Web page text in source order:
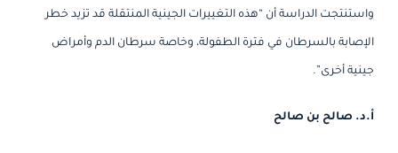
واستنتجت الدراسة أن “هذه التغييرات الجينية المنتقلة قد تزيد خطر
الإصابة بالسرطان في فترة الطفولة، وخاصة سرطان الدم وأمراض
جينية أخرى”.
أ.د. صالح بن صالح